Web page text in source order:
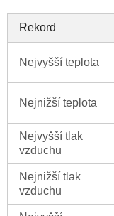
Rekord
Nejvyšší teplota
Nejnižší teplota
Nejvyšší tlak
vzduchu
Nejnižší tlak
vzduchu